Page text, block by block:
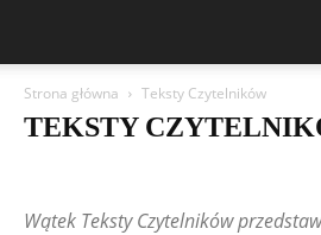
Strona główna Teksty Czytelników
TEKSTY
Honda
Hyundai Jeep Kia
Wątek Teksty Czytelników